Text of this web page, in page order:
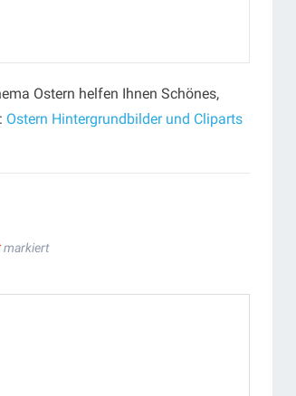
Ostern helfen Ihnen Schönes,
Ostern Hintergrundbilder und Cliparts
markiert